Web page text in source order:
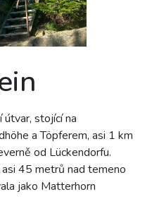
útvar, stojící na
a Töpferem, asi 1 km
od Lückendorfu.
asi 45 metrů nad temeno
jako Matterhorn